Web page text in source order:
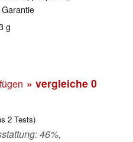
g
» vergleiche 0
2 Tests)
46%,